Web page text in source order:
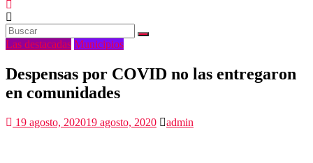
Las destacadas Municipios
Despensas por COVID no las entregaron
en comunidades
19 agosto, 202019 agosto, 2020 admin